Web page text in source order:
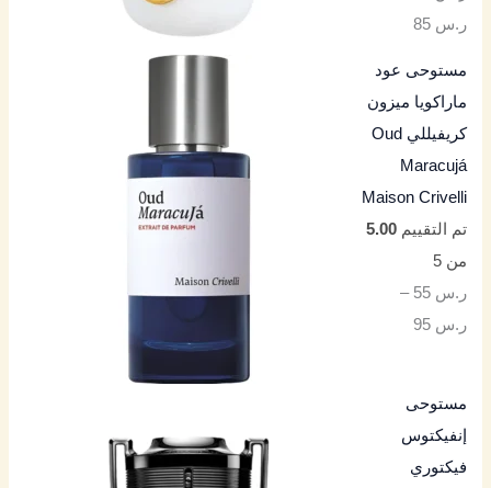
ر.س 85
مستوحى عود
ماراكويا ميزون
كريفيللي Oud
Maracujá
Maison Crivelli
تم التقييم5.00
من 5
ر.س 55
–
ر.س 95
مستوحى
إنفيكتوس
فيكتوري